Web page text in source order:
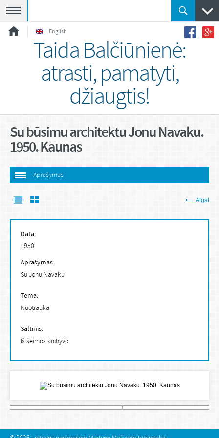
English
Taida Balčiūnienė:
atrasti, pamatyti,
džiaugtis!
Su būsimu architektu Jonu Navaku.
1950. Kaunas
Aprašymas
Atgal
Data:
1950
Aprašymas:
Su Jonu Navaku
Tema:
Nuotrauka
Šaltinis:
Iš šeimos archyvo